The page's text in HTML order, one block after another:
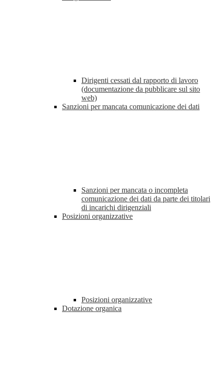
Dirigenti cessati dal rapporto di lavoro
(documentazione da pubblicare sul sito
web)
Sanzioni per mancata comunicazione dei dati
Sanzioni per mancata o incompleta
comunicazione dei dati da parte dei titolari
di incarichi dirigenziali
Posizioni organizzative
Posizioni organizzative
Dotazione organica